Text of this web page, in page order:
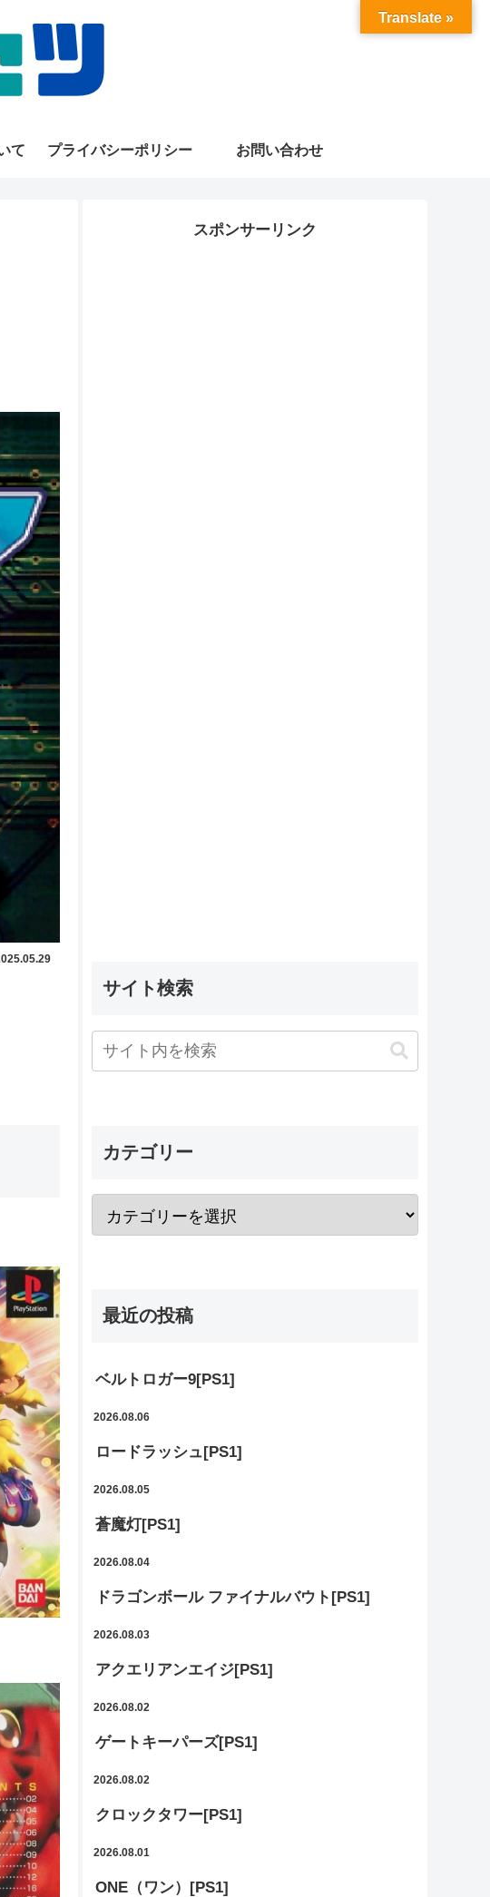
て プライバシーポリシー お問い合わせ
スポンサーリンク
サイト検索
カテゴリー
最近の投稿
ベルトロガー9[PS1]
2026.08.06
ロードラッシュ[PS1]
2026.08.05
蒼魔灯[PS1]
2026.08.04
ドラゴンボール ファイナルバウト[PS1]
2026.08.03
アクエリアンエイジ[PS1]
2026.08.02
ゲートキーパーズ[PS1]
2026.08.02
クロックタワー[PS1]
2026.08.01
ONE（ワン）[PS1]
Translate »